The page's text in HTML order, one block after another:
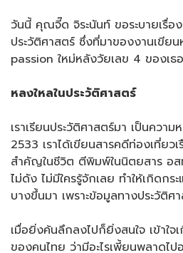
วันนี้ คุณจี๊ด จิระนันท์ ขอระบายเรื่อง
ประวัติศาสตร์ ซึ่งที่มาของงานเขีย
passion ใหม่หลังวัยเลข 4 ของเธอ
หลงใหลในประวัติศาสตร์
เราเรียนประวัติศาสตร์มา เป็นควา
2533 เราได้เขียนสารคดีท่องเที่ยว
สำคัญในชีวิต ตีพิมพ์ในนิตยสาร อ
ไม่ดัง ไม่มีใครรู้จักเลย ทำให้เกิดกร
บางขึ้นมา เพราะข้อมูลทางประวัติศ
เมื่อยิ่งค้นลึกลงไปก็ยิ่งสนใจ เข้าใ
ของคนไทย ว่ามีอะไรเพี้ยนพลาดไป